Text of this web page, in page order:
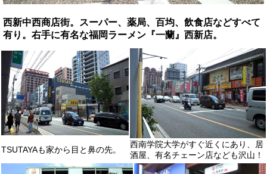
西新中西商店街。スーパー、薬局、百均、飲食店などすべて
有り。右手に有名な福岡ラーメン『一蘭』西新店。
TSUTAYAも家から目と鼻の先。
西南学院大学がすぐ近くにあり、居
酒屋、有名チェーン店なども沢山！